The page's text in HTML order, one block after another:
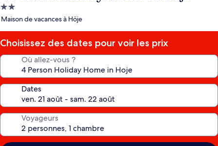
Hébergement
2.0 étoiles
Maison de vacances à Höje
Choisissez des dates pour voir les prix
Où allez-vous ?
Dates
Voyageurs